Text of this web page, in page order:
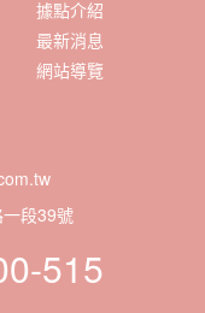
據點介紹
最新消息
網站導覽
515